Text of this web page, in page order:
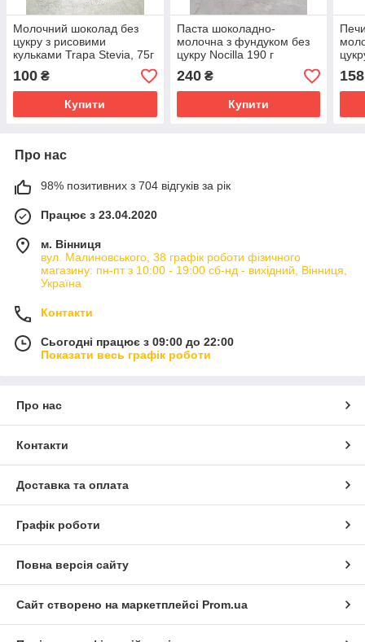
Молочний шоколад без
цукру з рисовими
кульками Trapa Stevia, 75г
100 ₴
Купити
Паста шоколадно-
молочна з фундуком без
цукру Nocilla 190 г
240₴
Купити
158
Про нас
98% позитивних з 704 відгуків за рік
Працює з 23.04.2020
м. Вінниця
вул. Малиновського, 38 графік роботи фізичного
магазину: пн-пт з 10:00 - 19:00 сб-нд - вихідний, Вінниця,
Україна
Контакти
Сьогодні працює з 09:00 до 22:00
Показати весь графік роботи
Про нас
Контакти
Доставка та оплата
Графік роботи
Повна версія сайту
Сайт створено на маркетплейсі Prom.ua